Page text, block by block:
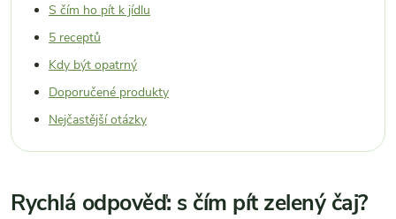
S čím ho pít k jídlu
5 receptů
Kdy být opatrný
Doporučené produkty
Nejčastější otázky
Rychlá odpověď: s čím pít zelený čaj?